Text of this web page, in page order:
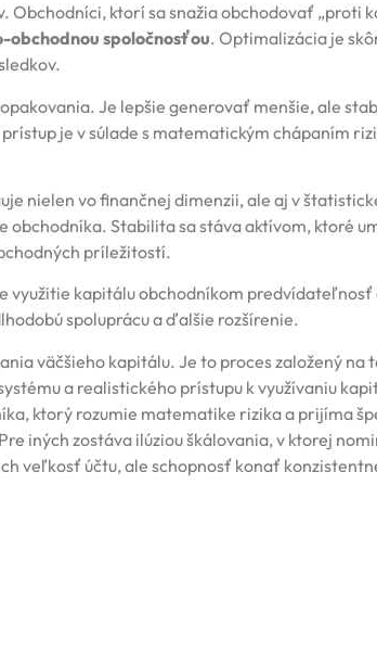
ktorí sa snažia obchodovať „proti
obchodnou spoločnosťou. Optimalizácia je
Je lepšie generovať menšie, ale
je v súlade s matematickým chápaním
nielen vo finančnej dimenzii, ale aj v
Stabilita sa stáva aktívom, ktoré
príležitostí.
využitie kapitálu obchodníkom predvídateľnosť
spoluprácu a ďalšie rozšírenie.
väčšieho kapitálu. Je to proces založený na
a realistického prístupu k využívaniu
ktorý rozumie matematike rizika a prijíma
iných zostáva ilúziou škálovania, v ktorej
veľkosť účtu, ale schopnosť konať